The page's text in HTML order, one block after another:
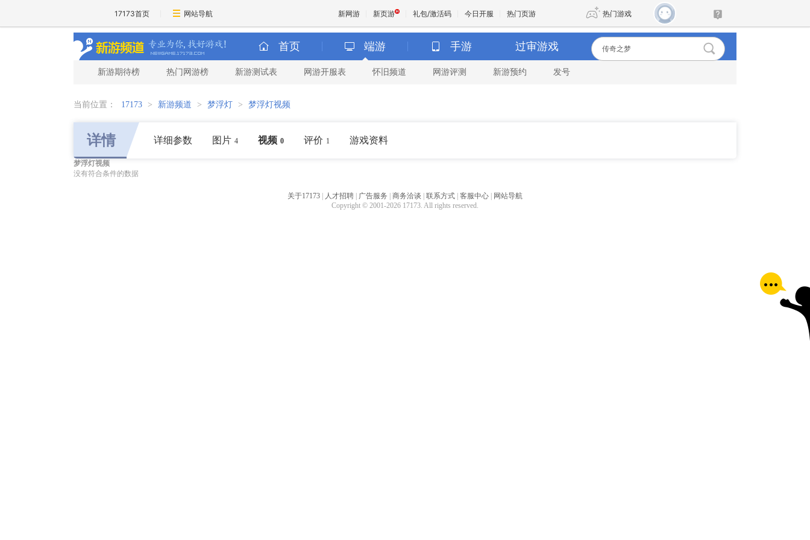
17173首页 网站导航 新网游 新页游 礼包/激活码 今日开服 热门页游 热门游戏
魔兽 DNF
首页 端游 手游 过审游戏
新游期待榜 热门网游榜 新游测试表 网游开服表 怀旧频道 网游评测 新游预约 发号
当前位置： 17173 > 新游频道 > 梦浮灯 > 梦浮灯视频
详情 详细参数 图片 4 视频 0 评价 1 游戏资料
梦浮灯视频
没有符合条件的数据
关于17173 人才招聘 广告服务 商务洽谈 联系方式 客服中心
网站导航
Copyright © 2001-2026 17173. All rights reserved.